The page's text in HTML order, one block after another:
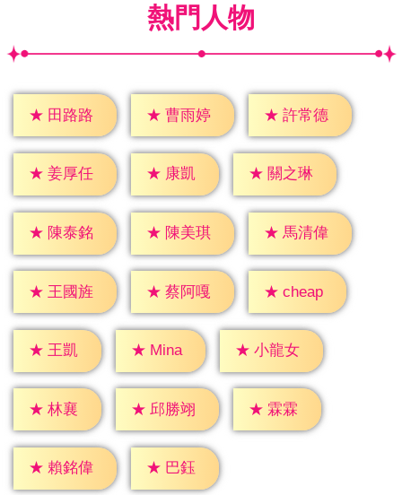
熱門人物
★ 田路路 ★ 曹雨婷 ★ 許常德
★ 姜厚任 ★ 康凱 ★ 關之琳
★ 陳泰銘 ★ 陳美琪 ★ 馬清偉
★ 王國旌 ★ 蔡阿嘎 ★ cheap
★ 王凱 ★ Mina ★ 小龍女
★ 林襄 ★ 邱勝翊 ★ 霖霖
★ 賴銘偉 ★ 巴鈺